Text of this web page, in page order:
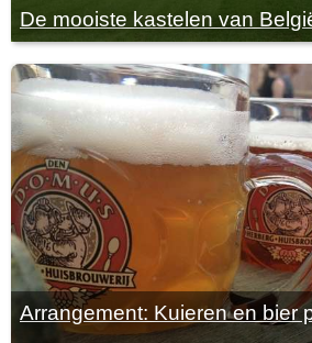
De mooiste kastelen van
Arrangement: Kuieren en bier